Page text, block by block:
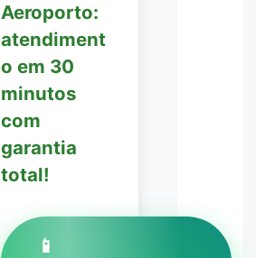
Aeroporto:
atendiment
o em 30
minutos
com
garantia
total!
📱